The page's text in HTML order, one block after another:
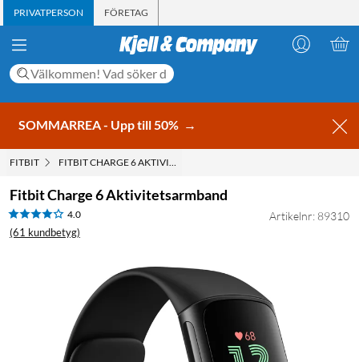
PRIVATPERSON FÖRETAG
SOMMARREA - Upp till 50% →
FITBIT FITBIT CHARGE 6 AKTIVITETSARMBAND
Fitbit Charge 6 Aktivitetsarmband
4.0
(61 kundbetyg)
Artikelnr: 89310